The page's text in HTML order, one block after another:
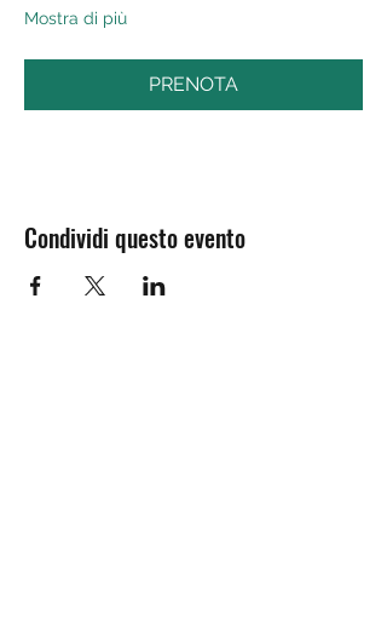
Mostra di più
PRENOTA
Condividi questo evento